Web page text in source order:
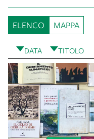
ELENCO MAPPA
DATA TITOLO